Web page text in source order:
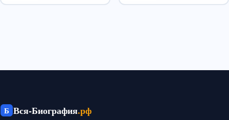
Б Вся-Биография.рф